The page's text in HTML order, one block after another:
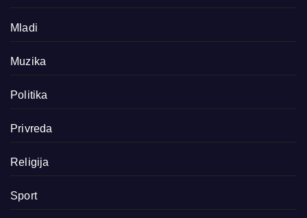
Mladi
Muzika
Politika
Privreda
Religija
Sport